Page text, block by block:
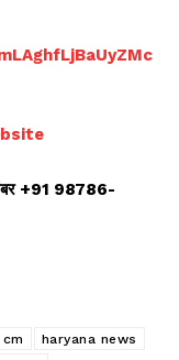
नंबर +91 98786-
haryana news